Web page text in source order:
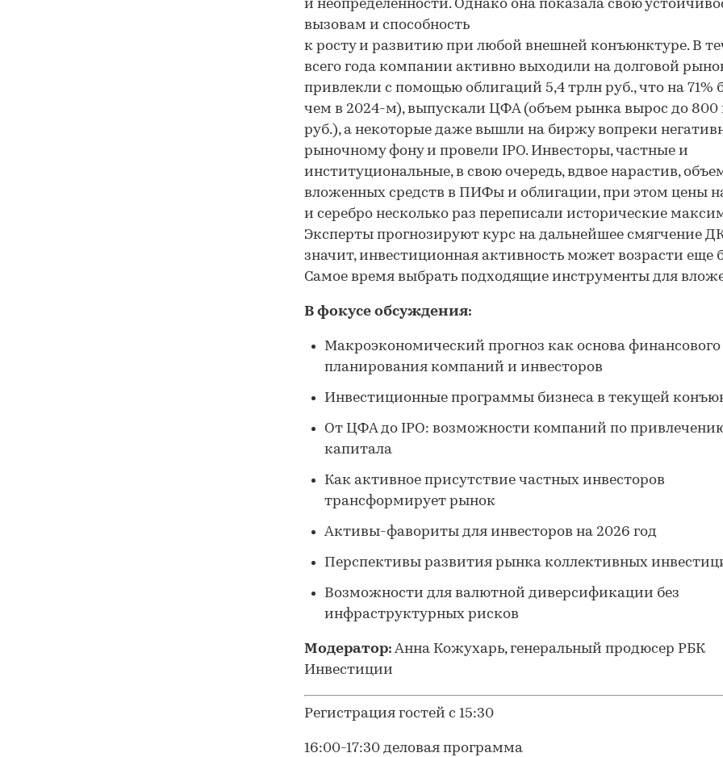
и неопределенности. Однако она показала свою
вызовам и способность
к росту и развитию при любой внешней конъюнктуре. В
всего года компании активно выходили на долговой
привлекли с помощью облигаций 5,4 трлн руб., что на 71%
чем в 2024-м), выпускали ЦФА (объем рынка вырос до 800
руб.), а некоторые даже вышли на биржу вопреки
рыночному фону и провели IPO. Инвесторы, частные и
институциональные, в свою очередь, вдвое нарастив,
вложенных средств в ПИФы и облигации, при этом цены
и серебро несколько раз переписали исторические
Эксперты прогнозируют курс на дальнейшее смягчение
значит, инвестиционная активность может возрасти еще
Самое время выбрать подходящие инструменты для
В фокусе обсуждения:
Макроэкономический прогноз как основа финансового
планирования компаний и инвесторов
Инвестиционные программы бизнеса в текущей
От ЦФА до IPO: возможности компаний по
капитала
Как активное присутствие частных инвесторов
трансформирует рынок
Активы-фавориты для инвесторов на 2026 год
Перспективы развития рынка коллективных
Возможности для валютной диверсификации без
инфраструктурных рисков
Модератор: Анна Кожухарь, генеральный продюсер РБК
Инвестиции
Регистрация гостей с 15:30
16:00-17:30 деловая программа